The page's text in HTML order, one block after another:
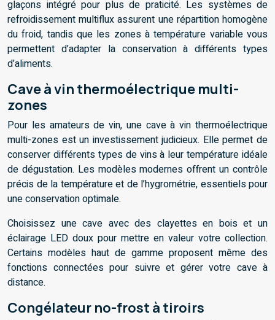
glaçons intégré pour plus de praticité. Les systèmes de
refroidissement multiflux assurent une répartition homogène
du froid, tandis que les zones à température variable vous
permettent d’adapter la conservation à différents types
d’aliments.
Cave à vin thermoélectrique multi-
zones
Pour les amateurs de vin, une cave à vin thermoélectrique
multi-zones est un investissement judicieux. Elle permet de
conserver différents types de vins à leur température idéale
de dégustation. Les modèles modernes offrent un contrôle
précis de la température et de l’hygrométrie, essentiels pour
une conservation optimale.
Choisissez une cave avec des clayettes en bois et un
éclairage LED doux pour mettre en valeur votre collection.
Certains modèles haut de gamme proposent même des
fonctions connectées pour suivre et gérer votre cave à
distance.
Congélateur no-frost à tiroirs